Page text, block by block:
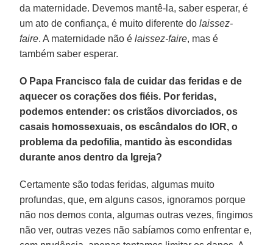
da maternidade. Devemos mantê-la, saber esperar, é
um ato de confiança, é muito diferente dolaissez-
faire. A maternidade não élaissez-faire, mas é
também saber esperar.
O Papa Francisco fala de cuidar das feridas e de
aquecer os corações dos fiéis. Por feridas,
podemos entender: os cristãos divorciados, os
casais homossexuais, os escândalos do IOR, o
problema da pedofilia, mantido às escondidas
durante anos dentro da Igreja?
Certamente são todas feridas, algumas muito
profundas, que, em alguns casos, ignoramos porque
não nos demos conta, algumas outras vezes, fingimos
não ver, outras vezes não sabíamos como enfrentar e,